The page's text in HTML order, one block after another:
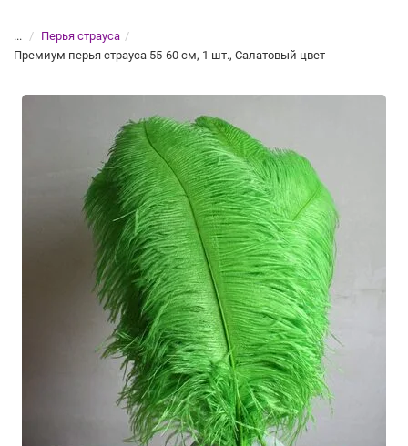
...
Перья страуса
Премиум перья страуса 55-60 см, 1 шт., Салатовый цвет